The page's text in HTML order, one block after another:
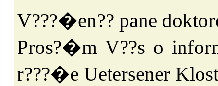
V???�en?? pane
Pros?�m V??s o
r???�e Uetersener